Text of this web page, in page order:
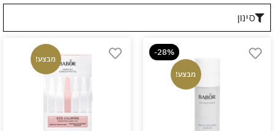
סינון
-28%
מבצע!
מבצע!